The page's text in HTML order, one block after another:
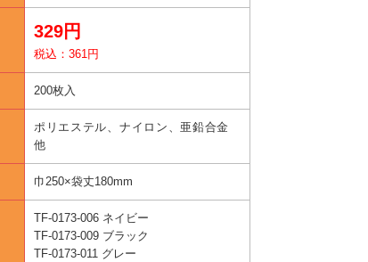
329円
税込：361円
200枚入
ポリエステル、ナイロン、亜鉛合金
他
巾250×袋丈180mm
TF-0173-006 ネイビー
TF-0173-009 ブラック
TF-0173-011 グレー